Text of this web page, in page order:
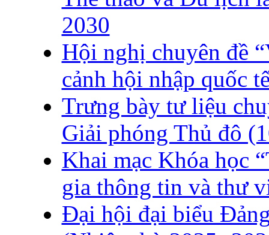
2030
Hội nghị chuyên đề
cảnh hội nhập quốc
Trưng bày tư liệu
Giải phóng Thủ đô
Khai mạc Khóa học
gia thông tin và thư
Đại hội đại biểu